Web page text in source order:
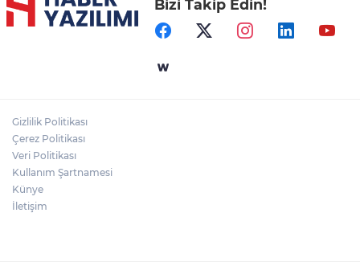
Bizi Takip Edin!
Gizlilik Politikası
Çerez Politikası
Veri Politikası
Kullanım Şartnamesi
Künye
İletişim